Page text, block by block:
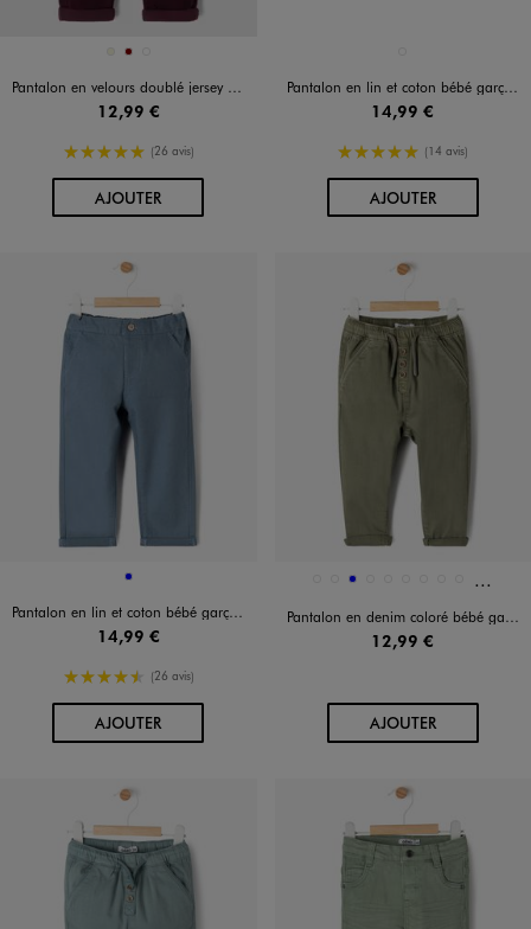
Disponible en 3 coloris
BEIGEBORDEAUX
Pantalon en velours doublé jersey à taille élastiquée bébé
12,99 €
5/5 de moyenne
(26 avis)
AJOUTERAU PANIER
Pantalon en lin et coton bébé garçon
14,99 €
5/5 de moyenne
(14 avis)
AJOUTERAU PANIER
Disponible en 1 coloris
BLEU
Pantalon en lin et coton bébé garçon
14,99 €
4.5/5 de moyenne
(26 avis)
AJOUTERAU PANIER
Disponible en 15 coloris
BEIGE STANDARD
BLANC CHINE
BLEU Et 6
Pantalon en denim coloré bébé garçon
12,99 €
AJOUTERAU PANIER